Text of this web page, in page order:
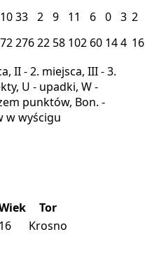
1033 2 9 11 6 0 3 2
7227622 58 102 60 144 16
II - 2. miejsca, III - 3.
U - upadki, W -
punktów, Bon. -
w wyścigu
Tor
16
Krosno